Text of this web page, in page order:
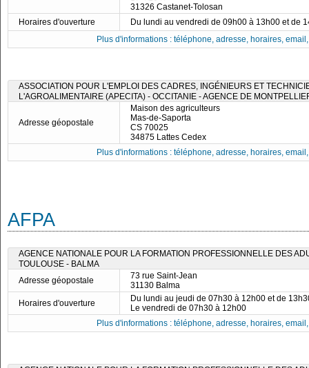
31326 Castanet-Tolosan
Horaires d'ouverture
Du lundi au vendredi de 09h00 à 13h00 et de
Plus d'informations : téléphone, adresse, horaires,
ASSOCIATION POUR L'EMPLOI DES CADRES, INGÉNIEURS ET
L'AGROALIMENTAIRE (APECITA) - OCCITANIE - AGENCE DE
Adresse géopostale
Maison des agriculteurs
Mas-de-Saporta
CS 70025
34875 Lattes Cedex
Plus d'informations : téléphone, adresse, horaires,
AFPA
AGENCE NATIONALE POUR LA FORMATION PROFESSIONNELLE DES
TOULOUSE - BALMA
Adresse géopostale
73 rue Saint-Jean
31130 Balma
Horaires d'ouverture
Du lundi au jeudi de 07h30 à 12h00 et de
Le vendredi de 07h30 à 12h00
Plus d'informations : téléphone, adresse, horaires,